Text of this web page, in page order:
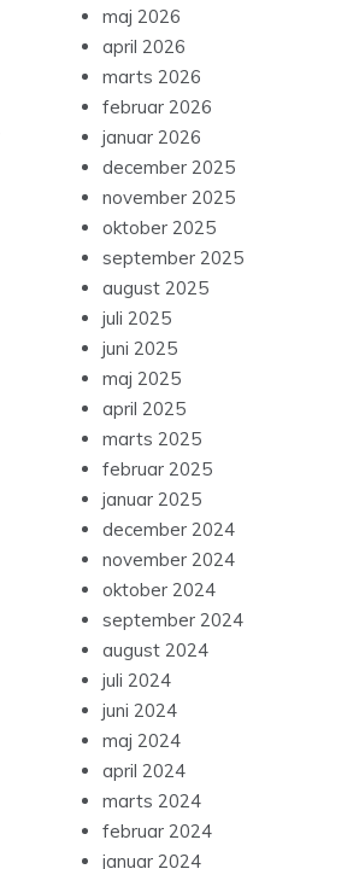
maj 2026
april 2026
marts 2026
februar 2026
januar 2026
december 2025
november 2025
oktober 2025
september 2025
august 2025
juli 2025
juni 2025
maj 2025
april 2025
marts 2025
februar 2025
januar 2025
december 2024
november 2024
oktober 2024
september 2024
august 2024
juli 2024
juni 2024
maj 2024
april 2024
marts 2024
februar 2024
januar 2024